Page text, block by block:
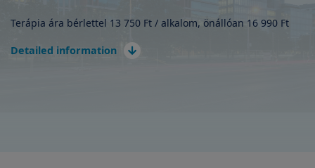
Terápia ára bérlettel 13 750 Ft / alkalom, önállóan 16 990 Ft
Detailed information